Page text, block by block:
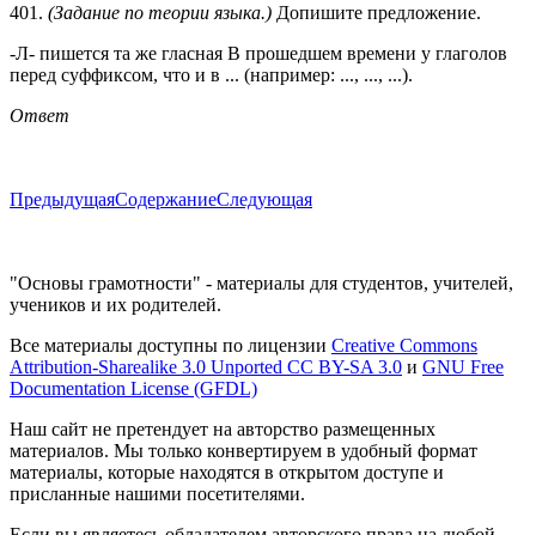
401. (Задание по теории языка.) Допишите предложение.
-Л- пишется та же гласная В прошедшем времени у глаголов
перед суффиксом, что и в ... (например: ..., ..., ...).
Ответ
ПредыдущаяСодержаниеСледующая
"Основы грамотности" - материалы для студентов, учителей,
учеников и их родителей.
Все материалы доступны по лицензии Creative Commons
Attribution-Sharealike 3.0 Unported CC BY-SA 3.0 и GNU Free
Documentation License (GFDL)
Наш сайт не претендует на авторство размещенных
материалов. Мы только конвертируем в удобный формат
материалы, которые находятся в открытом доступе и
присланные нашими посетителями.